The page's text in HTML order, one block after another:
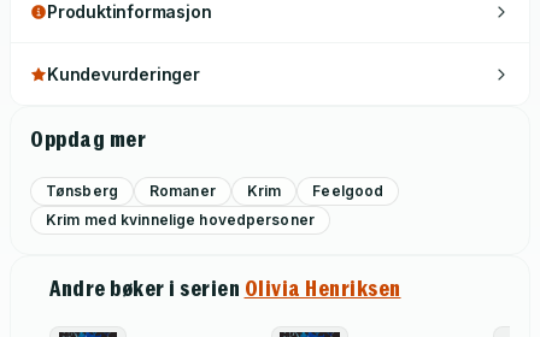
Produktinformasjon
Kundevurderinger
Oppdag mer
Tønsberg Romaner Krim
Feelgood
Krim med kvinnelige hovedpersoner
Andre bøker i serien Olivia Henriksen